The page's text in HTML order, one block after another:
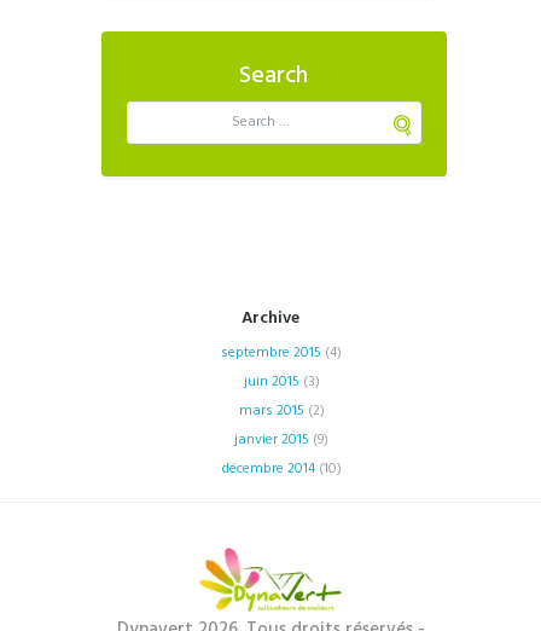
Search
Archive
septembre 2015 (4)
juin 2015 (3)
mars 2015 (2)
janvier2015 (9)
décembre 2014(10)